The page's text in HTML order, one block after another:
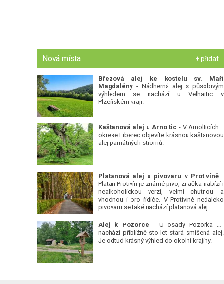
Nová místa + přidat
Březová alej ke kostelu sv. Maří
Magdalény- Nádherná alej s působivým
výhledem se nachází u Velhartic v
Plzeňském kraji.
Kaštanová alej u Arnoltic - V Arnolticích v
okrese Liberec objevíte krásnou kaštanovou
alej památných stromů.
Platanová alej u pivovaru v Protivíně
-
Platan Protivín je známé pivo, značka nabízí i
nealkoholickou verzi, velmi chutnou a
vhodnou i pro řidiče. V Protivíně nedaleko
pivovaru se také nachází platanová alej...
Alej k Pozorce - U osady Pozorka se
nachází přibližně sto let stará smíšená alej.
Je odtud krásný výhled do okolní krajiny.